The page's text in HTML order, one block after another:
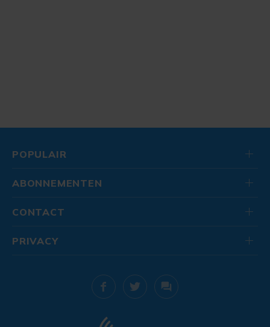
POPULAIR
ABONNEMENTEN
CONTACT
PRIVACY